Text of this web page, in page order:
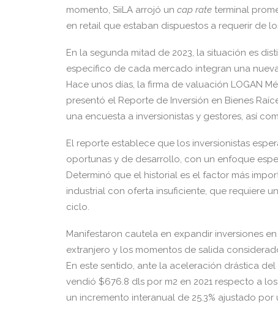
momento, SiiLA arrojó un cap rate terminal
en retail que estaban dispuestos a requerir de
En la segunda mitad de 2023, la situación es
específico de cada mercado integran una
Hace unos días, la firma de valuación LOGAN
presentó el Reporte de Inversión en Bienes
una encuesta a inversionistas y gestores, así
El reporte establece que los inversionistas
oportunas y de desarrollo, con un enfoque
Determinó que el historial es el factor más
industrial con oferta insuficiente, que requiere
ciclo.
Manifestaron cautela en expandir inversiones
extranjero y los momentos de salida
En este sentido, ante la aceleración drástica
vendió $676.8 dls por m2 en 2021 respecto a
un incremento interanual de 25.3% ajustado por